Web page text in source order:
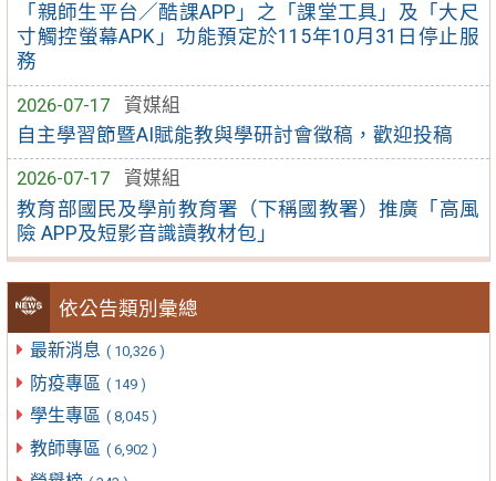
「親師生平台／酷課APP」之「課堂工具」及「大尺
寸觸控螢幕APK」功能預定於115年10月31日停止服
務
2026-07-17
資媒組
自主學習節暨AI賦能教與學研討會徵稿，歡迎投稿
2026-07-17
資媒組
教育部國民及學前教育署（下稱國教署）推廣「高風
險 APP及短影音識讀教材包」
依公告類別彙總
最新消息 ( 10,326 )
防疫專區 ( 149 )
學生專區 ( 8,045 )
教師專區 ( 6,902 )